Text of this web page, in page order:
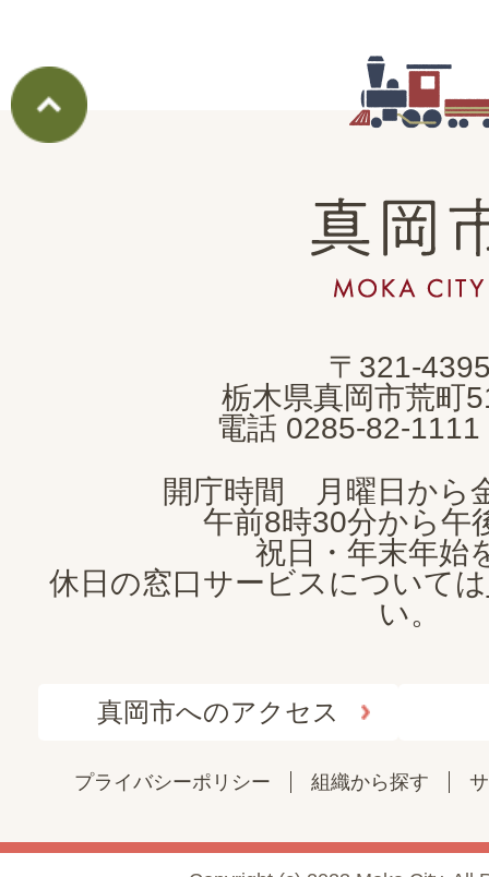
真
岡
市
CITY
〒321-
栃木県真岡市荒町
電話 0285-82-1111
開庁時間 月曜日から
午前8時30分から午
祝日・年末年始
休日の窓口サービスについては
い。
真岡市へのアクセス
プライバシーポリシー 組織から探す